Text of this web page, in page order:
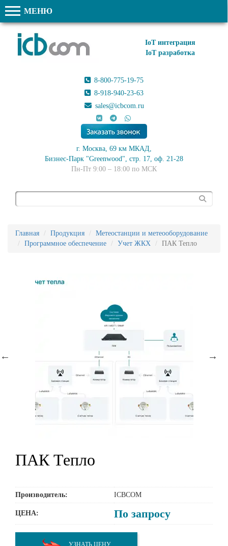
МЕНЮ
IoT интеграция
IoT разработка
8-800-775-19-75
8-918-940-23-63
sales@icbcom.ru
г. Москва, 69 км МКАД,
Бизнес-Парк "Greenwood", стр. 17, оф. 21-28
Пн-Пт 9:00 – 18:00 по МСК
Главная Продукция
Метеостанции и метеооборудование
Программное обеспечение
Учет ЖКХ ПАК Тепло
ПАК Тепло
Производитель: ICBCOM
ЦЕНА: По запросу